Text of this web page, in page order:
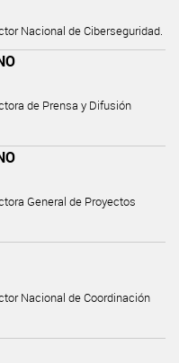
Nacional de Ciberseguridad.
de Prensa y Difusión
General de Proyectos
Nacional de Coordinación